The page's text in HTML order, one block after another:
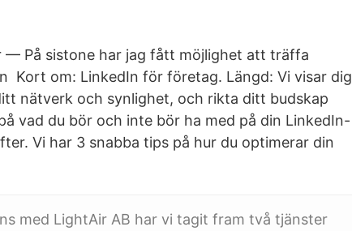
— På sistone har jag fått möjlighet att träffa
Kort om: LinkedIn för företag. Längd: Vi visar dig
nätverk och synlighet, och rikta ditt budskap
vad du bör och inte bör ha med på din LinkedIn-
Vi har 3 snabba tips på hur du optimerar din
med LightAir AB har vi tagit fram två tjänster